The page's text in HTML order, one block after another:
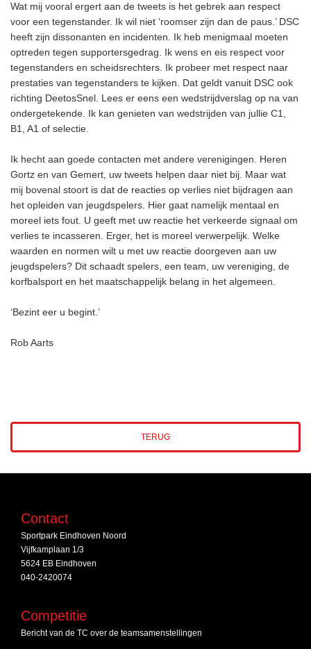
Wat mij vooral ergert aan de tweets is het gebrek aan respect
voor een tegenstander. Ik wil niet ‘roomser zijn dan de paus.’ DSC
heeft zijn dissonanten en incidenten. Ik heb menigmaal moeten
optreden tegen supportersgedrag. Ik wens en eis respect voor
tegenstanders en scheidsrechters. Ik probeer met respect naar
prestaties van tegenstanders te kijken. Dat geldt vanuit DSC ook
richting DeetosSnel. Lees er eens een wedstrijdverslag op na van
ondergetekende. Ik kan genieten van wedstrijden van jullie C1,
B1, A1 of selectie.
Ik hecht aan goede contacten met andere verenigingen. Heren
Gortz en van Gemert, uw tweets helpen daar niet bij. Maar wat
mij bovenal stoort is dat de reacties op verlies niet bijdragen aan
het opleiden van jeugdspelers. Hier gaat namelijk mentaal en
moreel iets fout. U geeft met uw reactie het verkeerde signaal om
verlies te incasseren. Erger, het is moreel verwerpelijk. Welke
waarden en normen wilt u met uw reactie doorgeven aan uw
jeugdspelers? Dit schaadt spelers, een team, uw vereniging, de
korfbalsport en het maatschappelijk belang in het algemeen.
‘Bezint eer u begint.’
Rob Aarts
TERUG
Contact
Sportpark Eindhoven Noord
Vijfkamplaan 1/3
5624 EB Eindhoven
040-2420074
Competitie
Bericht van de TC over de teamsamenstellingen